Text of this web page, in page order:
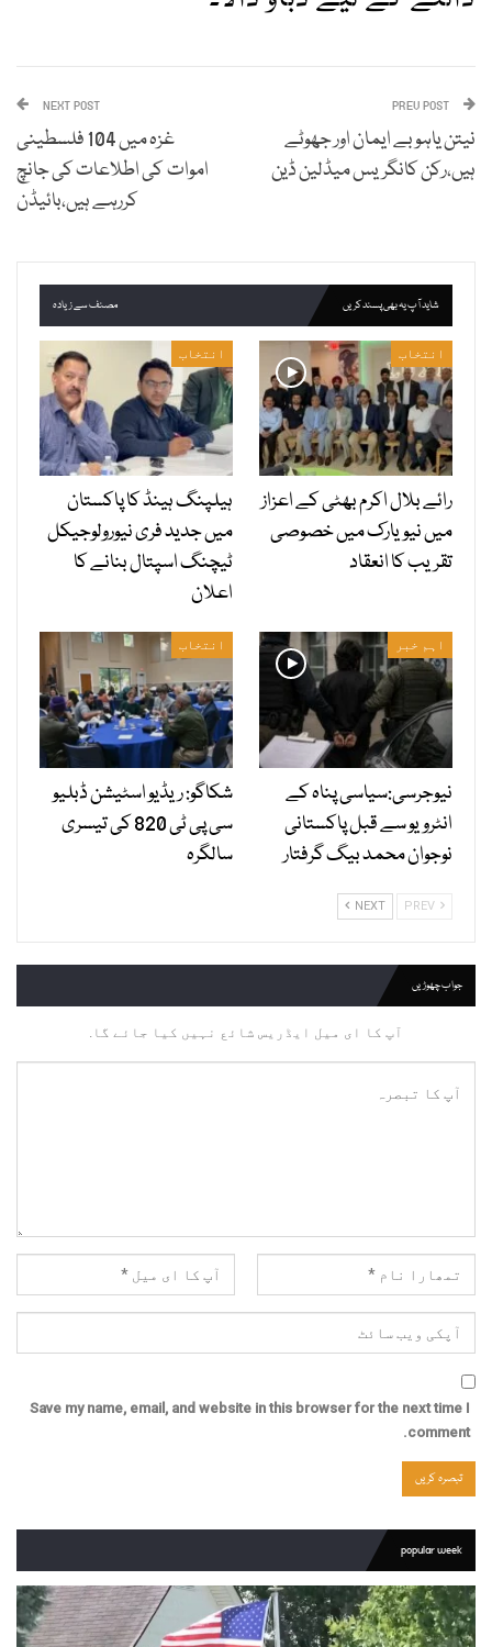
نیتن یاہو بے ایمان اور جھوٹے
ہیں،رکن کانگریس میڈلین ڈین
NEXT POST
غزہ میں 104 فلسطینی
اموات کی اطلاعات کی جانچ
کررہے ہیں،بائیڈن
شاید آپ یہ بھی پسند کریں مصنف سے زیادہ
انتخاب
رائے بلال اکرم بھٹی کے اعزاز
میں نیویارک میں خصوصی
تقریب کا انعقاد
انتخاب
ہیلپنگ ہینڈ کا پاکستان
میں جدید فری نیورولوجیکل
ٹیچنگ اسپتال بنانے کا
اعلان
اہم خبر
نیوجرسی:سیاسی پناہ کے
انٹرویو سے قبل پاکستانی
نوجوان محمد بیگ گرفتار
انتخاب
شکاگو: ریڈیو اسٹیشن ڈبلیو
سی پی ٹی 820 کی تیسری
سالگرہ
NEXT
جواب چھوڑیں
آپ کا ای میل ایڈریس شائع نہیں کیا جائے گا.
Save my name, email, and website in this browser for the next time I
comment.
popular week